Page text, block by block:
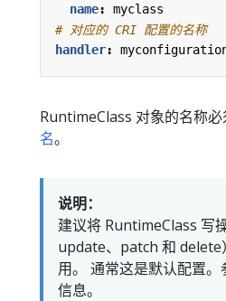
name:
myclass
# 对应的 CRI 配置的名称
handler:
RuntimeClass 对象的名称
名。
说明：
建议将 RuntimeClass 写
update、patch 和 delete
用。 通常这是默认配置。
信息。